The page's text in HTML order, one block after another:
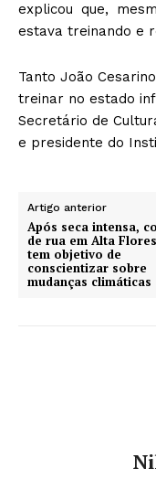
explicou que,
estava treinando e
Tanto João
treinar no estado
Secretário de
e presidente do
Artigo anterior
Após seca intensa,
de rua em Alta
tem objetivo de
conscientizar sobre
mudanças climáticas